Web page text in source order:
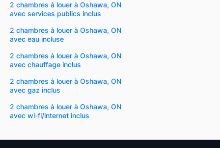
2 chambres à louer à Oshawa, ON
avec services publics inclus
2 chambres à louer à Oshawa, ON
avec eau incluse
2 chambres à louer à Oshawa, ON
avec chauffage inclus
2 chambres à louer à Oshawa, ON
avec gaz inclus
2 chambres à louer à Oshawa, ON
avec wi-fi/internet inclus